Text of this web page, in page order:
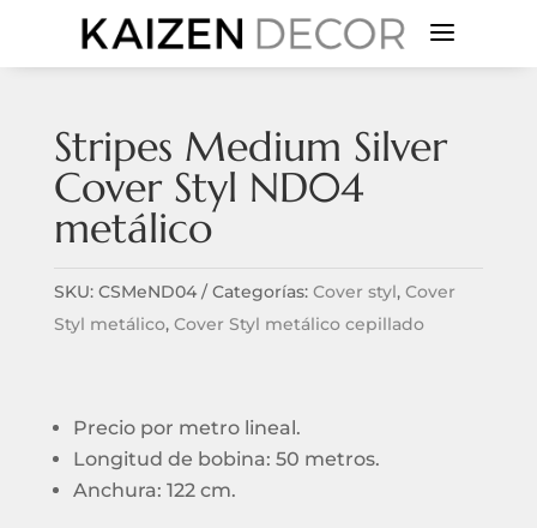
a
Stripes Medium Silver
Cover Styl ND04
metálico
SKU: CSMeND04 Categorías: Cover styl, Cover
Styl metálico, Cover Styl metálico cepillado
Precio por metro lineal.
Longitud de bobina: 50 metros.
Anchura: 122 cm.